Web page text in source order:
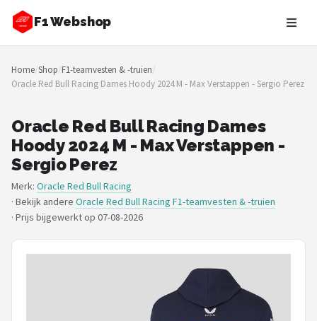
F1 Webshop
Zoeken
NAVIGATIE
Merken
Blog
Drivers
Teams
Home/Shop/F1-teamvesten & -truien/
Oracle Red Bull Racing Dames Hoody 2024 M - Max Verstappen - Sergio Perez
Oracle Red Bull Racing Dames
Hoody 2024 M - Max Verstappen -
Sergio Perez
Merk: Oracle Red Bull Racing
· Bekijk andere Oracle Red Bull Racing F1-teamvesten & -truien
· Prijs bijgewerkt op 07-08-2026